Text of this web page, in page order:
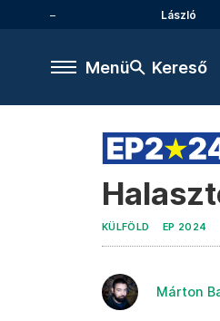
László
Menü Kereső
KÜLFÖLD EP 2024
Márton